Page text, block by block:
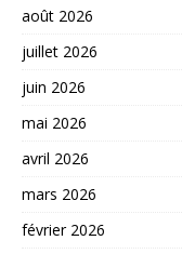
août 2026
juillet 2026
juin 2026
mai 2026
avril 2026
mars 2026
février 2026